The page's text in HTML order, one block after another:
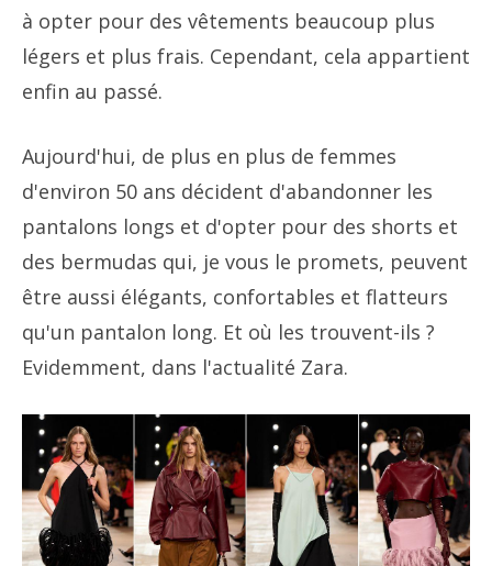
à opter pour des vêtements beaucoup plus
légers et plus frais. Cependant, cela appartient
enfin au passé.
Aujourd'hui, de plus en plus de femmes
d'environ 50 ans décident d'abandonner les
pantalons longs et d'opter pour des shorts et
des bermudas qui, je vous le promets, peuvent
être aussi élégants, confortables et flatteurs
qu'un pantalon long. Et où les trouvent-ils ?
Evidemment, dans l'actualité Zara.